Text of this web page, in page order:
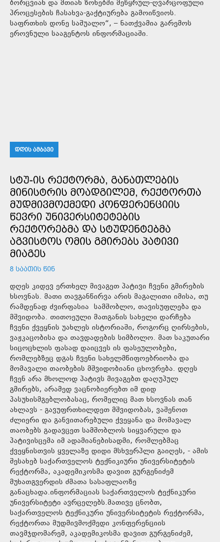
ბორცვიან და მთიან ზონებში მეწყრულ-ღვარცოფული
პროცესების ჩასახვა-გაქტიურება გამოიწვიოს.
საფრთხის დონე საშუალო“, – ნათქვამია გარემოს
ეროვნული სააგენტოს ინფორმაციაში.
ᲓᲦᲘᲡ ᲐᲛᲑᲐᲕᲘ
ᲡᲢᲣ-ᲘᲡ ᲠᲔᲥᲢᲝᲠᲛᲐ, ᲒᲐᲜᲐᲗᲚᲔᲑᲘᲡ
ᲛᲘᲜᲘᲡᲢᲠᲘᲡ ᲛᲝᲐᲓᲒᲘᲚᲔᲛ, ᲠᲔᲥᲢᲝᲠᲗᲐ
ᲛᲣᲓᲛᲘᲕᲛᲝᲥᲛᲔᲓᲘ ᲙᲝᲜᲤᲔᲠᲔᲜᲪᲘᲘᲡ
ᲬᲔᲕᲠᲘ ᲣᲜᲘᲕᲔᲠᲡᲘᲢᲔᲢᲔᲑᲘᲡ
ᲠᲔᲥᲢᲝᲠᲔᲑᲛᲐ ᲓᲐ ᲡᲢᲣᲓᲔᲜᲢᲔᲑᲛᲐ
ᲐᲒᲕᲘᲡᲢᲝᲡ ᲝᲛᲘᲡ ᲒᲛᲘᲠᲔᲑᲡ ᲞᲐᲢᲘᲕᲘ
ᲛᲘᲐᲒᲔᲡ
8 ᲡᲐᲐᲗᲘᲡ ᲬᲘᲜ
დღეს კიდევ ერთხელ მივაგეთ პატივი ჩვენი გმირების
ხსოვნას. მათი თავგანწირვა არის მაგალითი იმისა, თუ
რამდენად ძვირფასია სამშობლო, თავისუფლება და
მშვიდობა. თითოეული მათგანის სახელი დარჩება
ჩვენი ქვეყნის უახლეს ისტორიაში, როგორც ღირსების,
ვაჟკაცობისა და თავდადების სიმბოლო. მათ საკუთარი
სიცოცხლის ფასად დაიცვეს ის ფასეულობები,
რომლებზეც დგას ჩვენი სახელმწიფოებრიობა და
მომავალი თაობების მშვიდობიანი ცხოვრება. დღეს
ჩვენ არა მხოლოდ პატივს მივაგებთ დაღუპულ
გმირებს, არამედ ვაცნობიერებთ იმ დიდ
პასუხისმგებლობასაც, რომელიც მათ ხსოვნას თან
ახლავს - გავუფრთხილდეთ მშვიდობას, ვაშენოთ
ძლიერი და განვითარებული ქვეყანა და მომავალ
თაობებს გადავცეთ სამშობლოს სიყვარული და
პატივისცემა იმ ადამიანებისადმი, რომლებმაც
ქვეყნისთვის ყველაზე დიდი მსხვერპლი გაიღეს, - ამის
შესახებ საქართველოს ტექნიკიური უნივერსიტეტის
რექტორმა, აკადემიკოსმა დავით გურგენიძემ
მუხათგვერდის ძმათა სასაფლაოზე
განაცხადა.ინფორმაციას საქართველოს ტექნიკური
უნივერსიტეტი ავრცელებს.მათივე ცნობთ,
საქართველოს ტექნიკური უნივერსიტეტის რექტორმა,
რექტორთა მუდმივმოქმედი კონფერენციის
თავმჯდომარემ, აკადემიკოსმა დავით გურგენიძემ,